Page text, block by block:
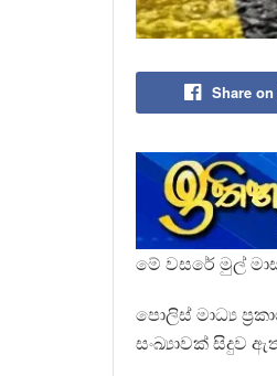
Share
මේ වසරේ මුල්
පොලිස් මාධ්‍ය
සංඛ්‍යාවක් සිදුව